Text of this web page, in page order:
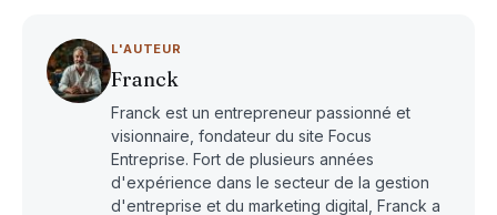
L'AUTEUR
Franck
Franck est un entrepreneur passionné et
visionnaire, fondateur du site Focus
Entreprise. Fort de plusieurs années
d'expérience dans le secteur de la gestion
d'entreprise et du marketing digital, Franck a